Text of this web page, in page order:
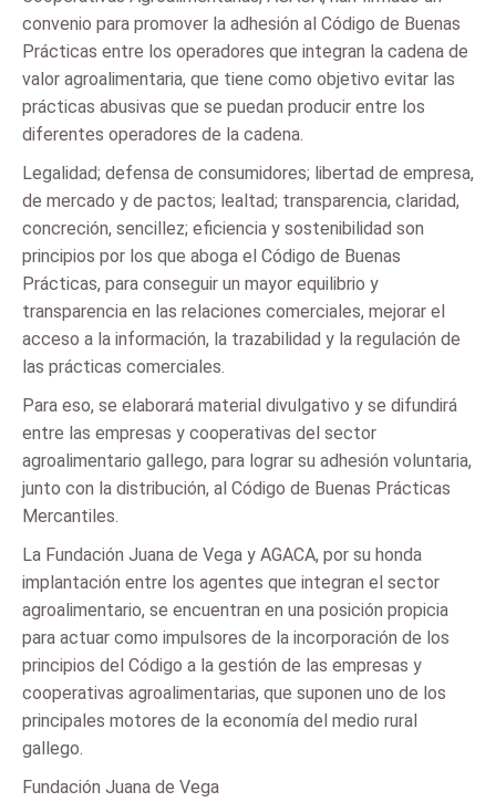
convenio para promover la adhesión al Código de Buenas
Prácticas entre los operadores que integran la cadena de
valor agroalimentaria, que tiene como objetivo evitar las
prácticas abusivas que se puedan producir entre los
diferentes operadores de la cadena.
Legalidad; defensa de consumidores; libertad de empresa,
de mercado y de pactos; lealtad; transparencia, claridad,
concreción, sencillez; eficiencia y sostenibilidad son
principios por los que aboga el Código de Buenas
Prácticas, para conseguir un mayor equilibrio y
transparencia en las relaciones comerciales, mejorar el
acceso a la información, la trazabilidad y la regulación de
las prácticas comerciales.
Para eso, se elaborará material divulgativo y se difundirá
entre las empresas y cooperativas del sector
agroalimentario gallego, para lograr su adhesión voluntaria,
junto con la distribución, al Código de Buenas Prácticas
Mercantiles.
La Fundación Juana de Vega y AGACA, por su honda
implantación entre los agentes que integran el sector
agroalimentario, se encuentran en una posición propicia
para actuar como impulsores de la incorporación de los
principios del Código a la gestión de las empresas y
cooperativas agroalimentarias, que suponen uno de los
principales motores de la economía del medio rural
gallego.
Fundación Juana de Vega